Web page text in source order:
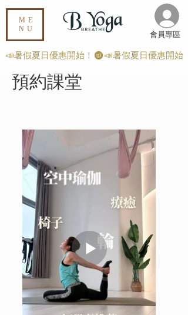
ME
NU
​會員專區
📣暑假夏日優惠開始！
預約課堂